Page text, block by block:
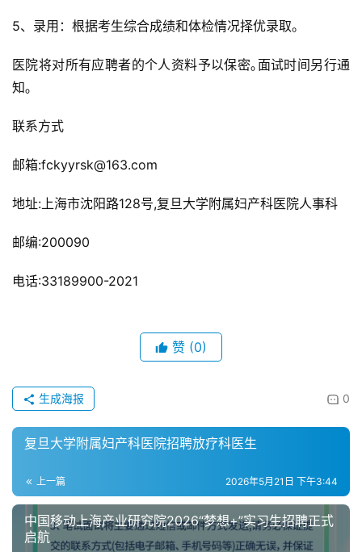
5、录用：根据考生综合成绩和体检情况择优录取。
医院将对所有应聘者的个人资料予以保密｡面试时间另行通
知｡
联系方式
邮箱:fckyyrsk@163.com
地址:上海市沈阳路128号,复旦大学附属妇产科医院人事科
邮编:200090
电话:33189900-2021
赞 (0)
0
生成海报
复旦大学附属妇产科医院招聘放疗科医生
上一篇 2026年5月21日 下午3:44
中国移动上海产业研究院2026“梦想+”实习生招聘正式
启航